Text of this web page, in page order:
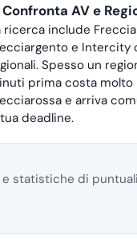
Confronta AV e
ricerca include
e Intercity
Spesso un
prima costa molto
e arriva
deadline.
statistiche di